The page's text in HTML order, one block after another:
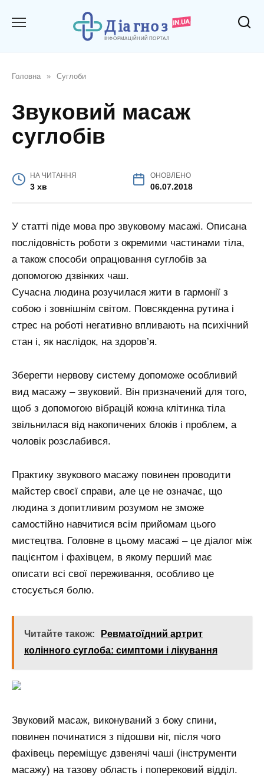
Головна » Суглоби
Звуковий масаж
суглобів
НА ЧИТАННЯ
3 хв
ОНОВЛЕНО
06.07.2018
У статті піде мова про звуковому масажі. Описана
послідовність роботи з окремими частинами тіла,
а також способи опрацювання суглобів за
допомогою дзвінких чаш.
Сучасна людина розучилася жити в гармонії з
собою і зовнішнім світом. Повсякденна рутина і
стрес на роботі негативно впливають на психічний
стан і, як наслідок, на здоров’я.
Зберегти нервову систему допоможе особливий
вид масажу – звуковий. Він призначений для того,
щоб з допомогою вібрацій кожна клітинка тіла
звільнилася від накопичених блоків і проблем, а
чоловік розслабився.
Практику звукового масажу повинен проводити
майстер своєї справи, але це не означає, що
людина з допитливим розумом не зможе
самостійно навчитися всім прийомам цього
мистецтва. Головне в цьому масажі – це діалог між
пацієнтом і фахівцем, в якому перший має
описати всі свої переживання, особливо це
стосується болю.
Читайте також:
Ревматоїдний артрит
колінного суглоба: симптоми і лікування
Звуковий масаж, виконуваний з боку спини,
повинен починатися з підошви ніг, після чого
фахівець переміщує дзвенячі чаші (інструменти
масажу) на тазову область і поперековий відділ.